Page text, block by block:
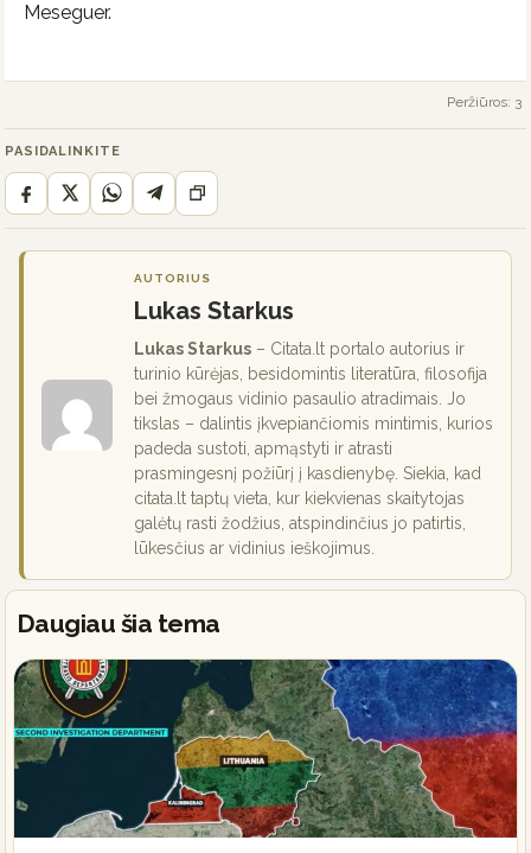
Meseguer.
Peržiūros: 3
PASIDALINKITE
AUTORIUS
Lukas Starkus
Lukas Starkus – Citata.lt portalo autorius ir
turinio kūrėjas, besidomintis literatūra, filosofija
bei žmogaus vidinio pasaulio atradimais. Jo
tikslas – dalintis įkvepiančiomis mintimis, kurios
padeda sustoti, apmąstyti ir atrasti
prasmingesnį požiūrį į kasdienybę. Siekia, kad
citata.lt taptų vieta, kur kiekvienas skaitytojas
galėtų rasti žodžius, atspindinčius jo patirtis,
lūkesčius ar vidinius ieškojimus.
Daugiau šia tema